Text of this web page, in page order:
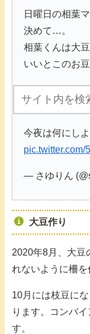
日曜日の相葉
決めて…。
相葉くんは大
いいとこのお
なぁ〜😂
今夜は何にし
pic.twitter.com/
— さゆりん
大豆作り
2020年8月、大豆
れないように柵を
10月には枝豆に
ります。コンバ
す。